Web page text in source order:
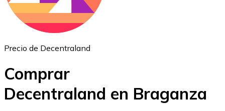
Precio de Decentraland
Comprar
Decentraland en Braganza